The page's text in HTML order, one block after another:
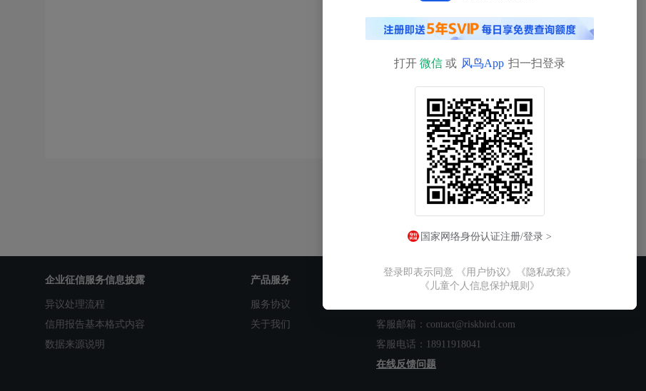
明日0点自动恢复查询额度
如需立即查询，请充值获取更多查询额度>>
企业征信服务信息披露
异议处理流程
信用报告基本格式内容
数据来源说明
产品服务
服务协议
关于我们
联系我们
客服邮箱：contact@riskbird.com
客服电话：18911918041
在线反馈问题
打开 微信 或 风鸟App 扫一扫登录
国家网络身份认证注册/登录 >
登录即表示同意 《用户协议》
《隐私政策》
《儿童个人信息保护规则》